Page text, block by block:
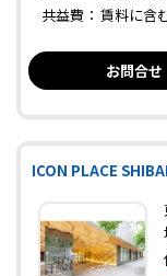
共益費： 賃料に含
お問合せ
ICON PLACE